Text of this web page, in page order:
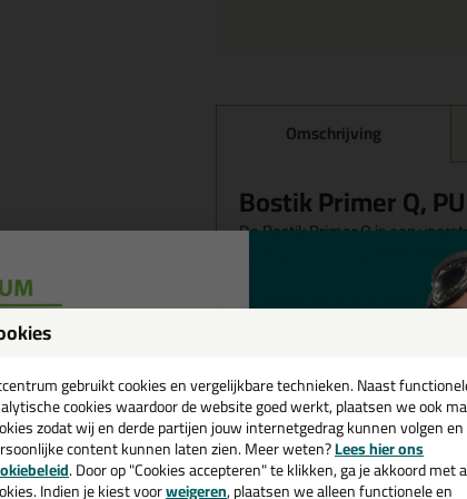
Omschrijving
Bostik Primer Q,
De Bostik Primer Q is een
ondergronden (o.a. EQUITONE
Wanneer gebruik je de Bostik
De Bostik Primer Q is
specifieke poreuze
Bostik Primer Q is een
de hechting van Bostik
ondergronden.
Verbetert de lijmhechting
Oplosmiddelvrij
gebruikt cookies en vergelijkbare technieken. Naast
cookies waardoor de website goed werkt, plaatsen we ook
zodat wij en derde partijen jouw internetgedrag kunnen volgen en
content kunnen laten zien. Meer weten?Lees hier ons
. Door op "Cookies accepteren" te klikken, ga je akkoord met
Indien je kiest voorweigeren, plaatsen we alleen functionele en
💚
en ontvang een
€35,-bij je eerste bestelling!